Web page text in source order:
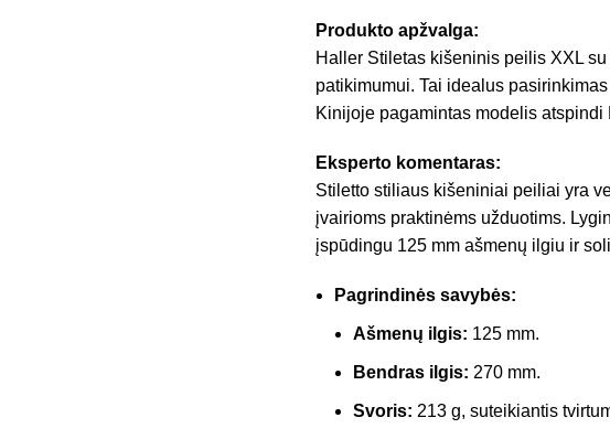
Produkto apžvalga:
Haller Stiletas kišeninis peilis XXL
patikimumui. Tai idealus
Kinijoje pagamintas modelis
Eksperto komentaras:
Stiletto stiliaus kišeniniai peiliai yra
įvairioms praktinėms užduotims.
įspūdingu 125 mm ašmenų ilgiu ir
Pagrindinės savybės:
Ašmenų ilgis: 125 mm.
Bendras ilgis: 270 mm.
Svoris: 213 g, suteikiantis